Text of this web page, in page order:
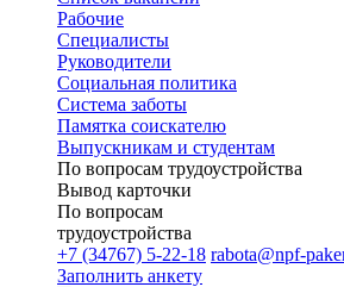
Рабочие
Специалисты
Руководители
Cоциальная политика
Система заботы
Памятка соискателю
Выпускникам и студентам
По вопросам трудоустройства
Вывод карточки
По вопросам
трудоустройства
+7 (34767) 5-22-18 rabota@npf-
Заполнить анкету